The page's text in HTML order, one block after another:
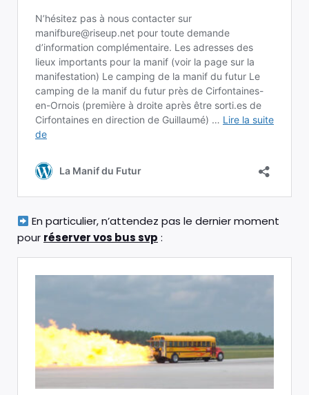
En particulier, n’attendez pas le dernier moment
pour réserver vos bus svp :